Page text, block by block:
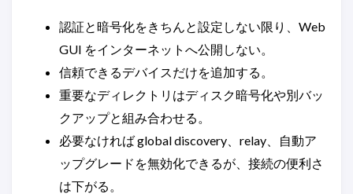
認証と暗号化をきちんと設定しない限り、Web
GUI をインターネットへ公開しない。
信頼できるデバイスだけを追加する。
重要なディレクトリはディスク暗号化や別バッ
クアップと組み合わせる。
必要なければ global discovery、relay、自動ア
ップグレードを無効化できるが、接続の便利さ
は下がる。